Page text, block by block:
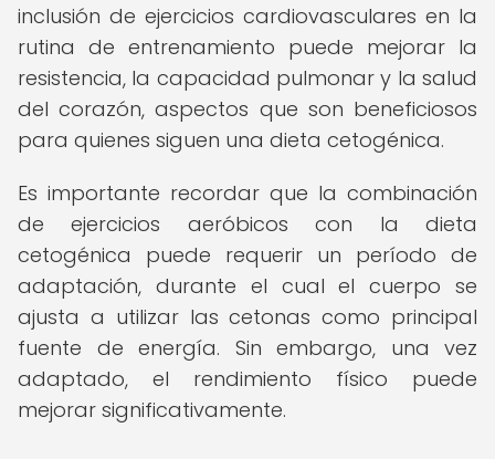
inclusión de ejercicios cardiovasculares en la
rutina de entrenamiento puede mejorar la
resistencia, la capacidad pulmonar y la salud
del corazón, aspectos que son beneficiosos
para quienes siguen una dieta cetogénica.
Es importante recordar que la combinación
de ejercicios aeróbicos con la dieta
cetogénica puede requerir un período de
adaptación, durante el cual el cuerpo se
ajusta a utilizar las cetonas como principal
fuente de energía. Sin embargo, una vez
adaptado, el rendimiento físico puede
mejorar significativamente.